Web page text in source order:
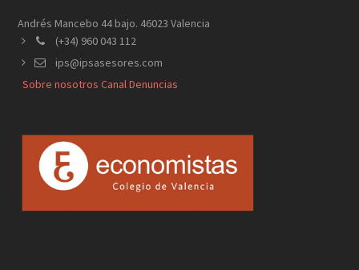
Andrés Mancebo 44 bajo. 46023 Valencia
(+34) 960 043 112
ips@ipsasesores.com
Sobre nosotros Canal Denuncias